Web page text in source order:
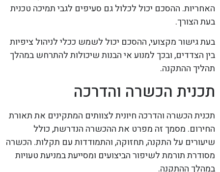
האחריות. ההסכם יכול לכלול גם סעיפים לגבי תמיכה טכנית
בעת הצורך.
בעת גישור מקצועי, ההסכם יכול לשמש ככלי לניהול ציפיות
בין הצדדים, ובכך למנוע אי הבנות שיכולות להתרחש במהלך
תהליך ההתקנה.
תכנית הכשרה והדרכה
תכנית הכשרה והדרכה חיונית לצוותים המתקינים את תאורת
החירום. מסמך זה מפרט את ההכשרה הנדרשת, כולל
שיעורים על התקנה, תחזוקה, והתמודדות עם תקלות. הכשרה
מסודרת תורמת לשיפור הביצועים ומסייעת במניעת טעויות
במהלך ההתקנה.